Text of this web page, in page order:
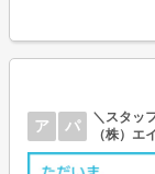
ア パ
＼スタッ
（株）エ